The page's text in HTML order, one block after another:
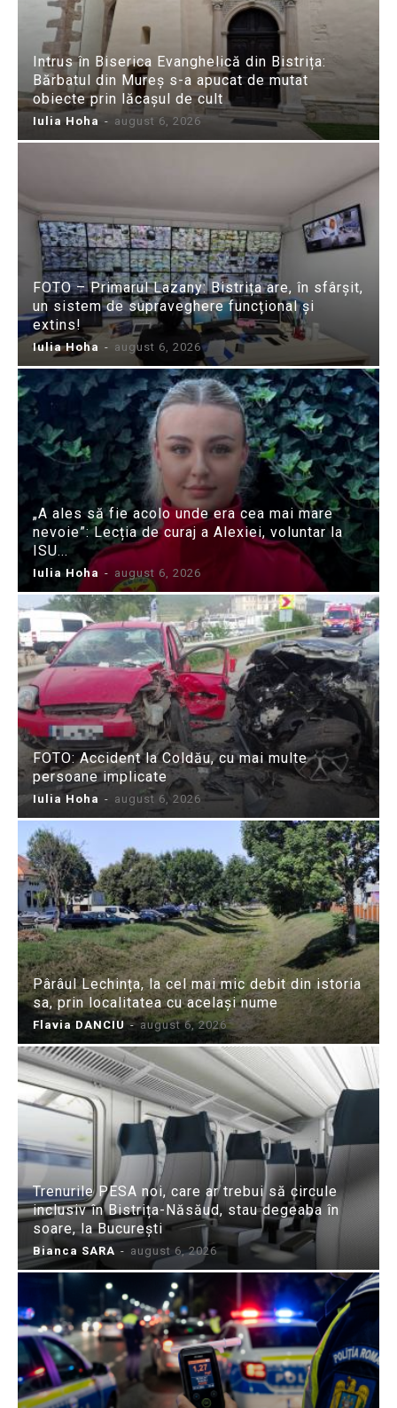
Intrus în Biserica Evanghelică din Bistrița:
Bărbatul din Mureș s-a apucat de mutat
obiecte prin lăcașul de cult
Iulia Hoha - august 6, 2026
FOTO – Primarul Lazany: Bistrița are, în sfârșit,
un sistem de supraveghere funcțional și
extins!
Iulia Hoha - august 6, 2026
„A ales să fie acolo unde era cea mai mare
nevoie”: Lecția de curaj a Alexiei, voluntar la
ISU...
Iulia Hoha - august 6, 2026
FOTO: Accident la Coldău, cu mai multe
persoane implicate
Iulia Hoha - august 6, 2026
Pârâul Lechința, la cel mai mic debit din istoria
sa, prin localitatea cu același nume
Flavia DANCIU - august 6, 2026
Trenurile PESA noi, care ar trebui să circule
inclusiv în Bistrița-Năsăud, stau degeaba în
soare, la București
Bianca SARA - august 6, 2026